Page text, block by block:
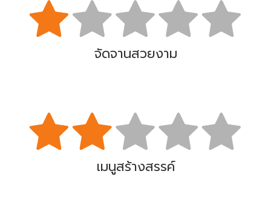
จัดจานสวยงาม
เมนูสร้างสรรค์